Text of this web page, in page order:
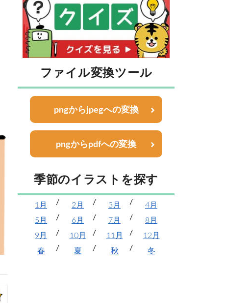
ファイル変換ツール
pngからjpegへの変換
pngからpdfへの変換
季節のイラストを探す
1月 2月 3月
4月
5月
6月 7月
8月
9月
10月 11月
12月
春
夏 秋 冬